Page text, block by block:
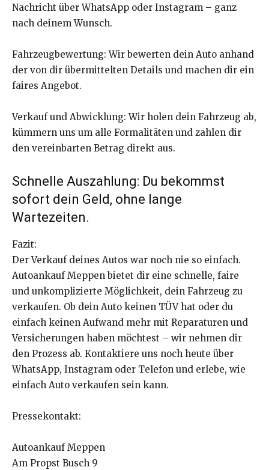
Nachricht über WhatsApp oder Instagram – ganz
nach deinem Wunsch.
Fahrzeugbewertung: Wir bewerten dein Auto anhand
der von dir übermittelten Details und machen dir ein
faires Angebot.
Verkauf und Abwicklung: Wir holen dein Fahrzeug ab,
kümmern uns um alle Formalitäten und zahlen dir
den vereinbarten Betrag direkt aus.
Schnelle Auszahlung: Du bekommst
sofort dein Geld, ohne lange
Wartezeiten.
Fazit:
Der Verkauf deines Autos war noch nie so einfach.
Autoankauf Meppen bietet dir eine schnelle, faire
und unkomplizierte Möglichkeit, dein Fahrzeug zu
verkaufen. Ob dein Auto keinen TÜV hat oder du
einfach keinen Aufwand mehr mit Reparaturen und
Versicherungen haben möchtest – wir nehmen dir
den Prozess ab. Kontaktiere uns noch heute über
WhatsApp, Instagram oder Telefon und erlebe, wie
einfach Auto verkaufen sein kann.
Pressekontakt:
Autoankauf Meppen
Am Propst Busch 9